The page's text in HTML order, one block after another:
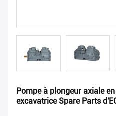
Pompe à plongeur axiale
excavatrice Spare Parts